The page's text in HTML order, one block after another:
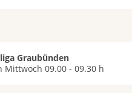
Graubünden
09.00 - 09.30 h